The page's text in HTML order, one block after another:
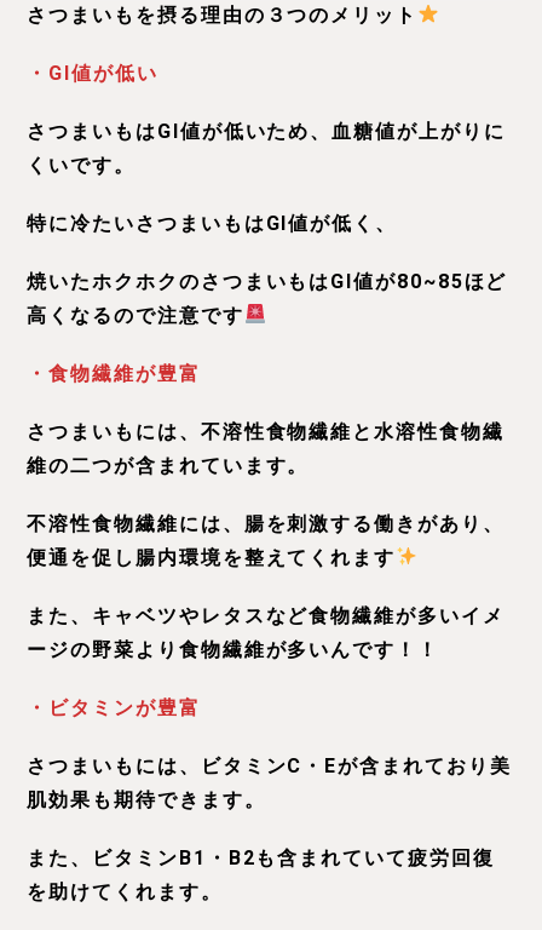
さつまいもを摂る理由の３つのメリット
・GI値が低い
さつまいもはGI値が低いため、血糖値が上がりに
くいです。
特に冷たいさつまいもはGI値が低く、
焼いたホクホクのさつまいもはGI値が80~85ほど
高くなるので注意です
・食物繊維が豊富
さつまいもには、不溶性食物繊維と水溶性食物繊
維の二つが含まれています。
不溶性食物繊維には、腸を刺激する働きがあり、
便通を促し腸内環境を整えてくれます
また、キャベツやレタスなど食物繊維が多いイメ
ージの野菜より食物繊維が多いんです！！
・ビタミンが豊富
さつまいもには、ビタミンC・Eが含まれており美
肌効果も期待できます。
また、ビタミンB1・B2も含まれていて疲労回復
を助けてくれます。